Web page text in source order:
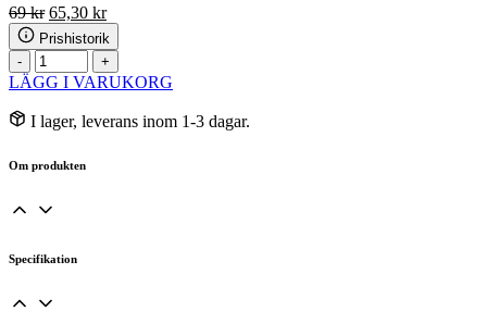
69kr Det
ursprungliga
priset
var:
69 kr.
65,30 krDet
nuvarande
priset
är:
65,30 kr.
Prishistorik
-
Benjamissimo
Mörk
Mint
EKO
mängd
+
LÄGG I VARUKORG
I lager, leverans inom 1-3 dagar.
Om produkten
Specifikation